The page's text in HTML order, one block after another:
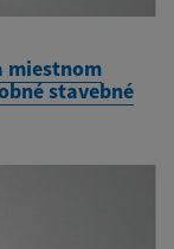
miestnom
stavebné